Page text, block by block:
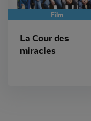
Film
La Cour des
miracles